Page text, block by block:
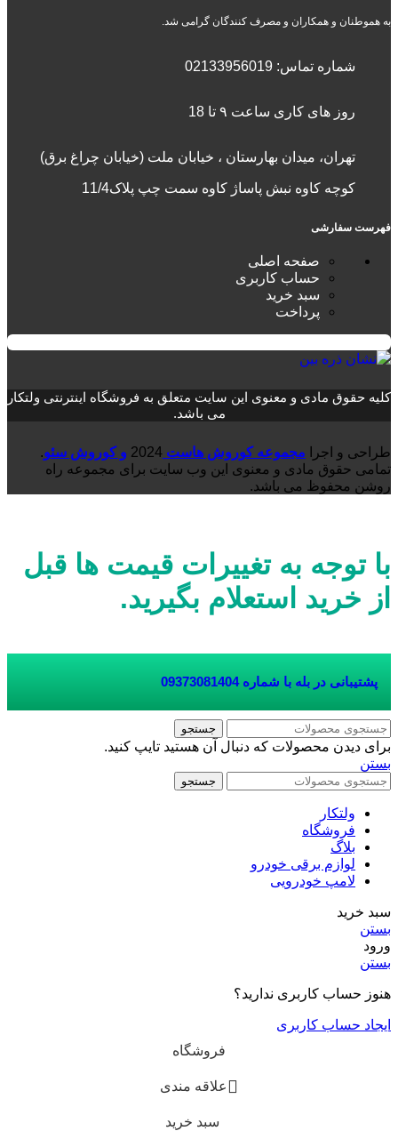
به هموطنان و همکاران و مصرف کنندگان گرامی شد.
شماره تماس: 02133956019
روز های کاری ساعت ۹ تا 18
تهران، میدان بهارستان ، خیابان ملت (خیابان چراغ برق)
کوچه کاوه نبش پاساژ کاوه سمت چپ پلاک11/4
فهرست سفارشی
صفحه اصلی
حساب کاربری
سبد خرید
پرداخت
کلیه حقوق مادی و معنوی این سایت متعلق به فروشگاه اینترنتی ولتکار
می باشد.
طراحی و اجرا مجموعه کوروش هاست 2024 و کوروش سئو.
تمامی حقوق مادی و معنوی این وب سایت برای مجموعه راه
روشن محفوظ می باشد.
با توجه به تغییرات قیمت ها قبل
از خرید استعلام بگیرید.
پشتیبانی در بله با شماره 09373081404
جستجو
برای دیدن محصولات که دنبال آن هستید تایپ کنید.
بستن
جستجو
ولتکار
فروشگاه
بلاگ
لوازم برقی خودرو
لامپ خودرویی
سبد خرید
بستن
ورود
بستن
هنوز حساب کاربری ندارید؟
ایجاد حساب کاربری
فروشگاه
علاقه مندی
سبد خرید